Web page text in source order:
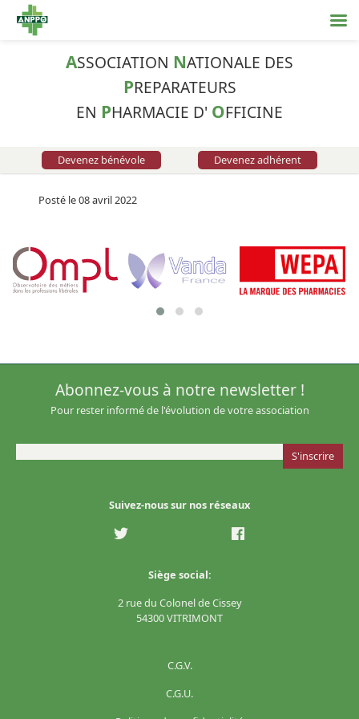
ASSOCIATION NATIONALE DES
PREPARATEURS
EN PHARMACIE D' OFFICINE
Devenez bénévole Devenez adhérent
Posté le 08 avril 2022
Suivez-nous sur nos réseaux
Siège social:
2 rue du Colonel de Cissey
54300 VITRIMONT
Abonnez-vous à notre newsletter !
Pour rester informé de l'évolution de votre association
C.G.V.
C.G.U.